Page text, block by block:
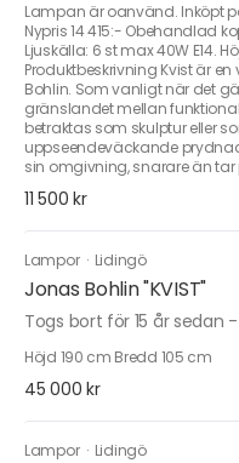
Lampan är oanvänd. Inköpt
Nypris 14 415:- Obehandlad
Ljuskälla: 6 st max 40W E14.
Produktbeskrivning Kvist är
Bohlin. Som vanligt när det
gränslandet mellan
betraktas som skulptur eller
uppseendeväckande
sin omgivning, snarare än tar
11 500 kr
Lampor · Lidingö
Jonas Bohlin "KVIST"
Togs bort för 15 år sedan -
Höjd 190 cm Bredd 105 cm
45 000 kr
Lampor · Lidingö